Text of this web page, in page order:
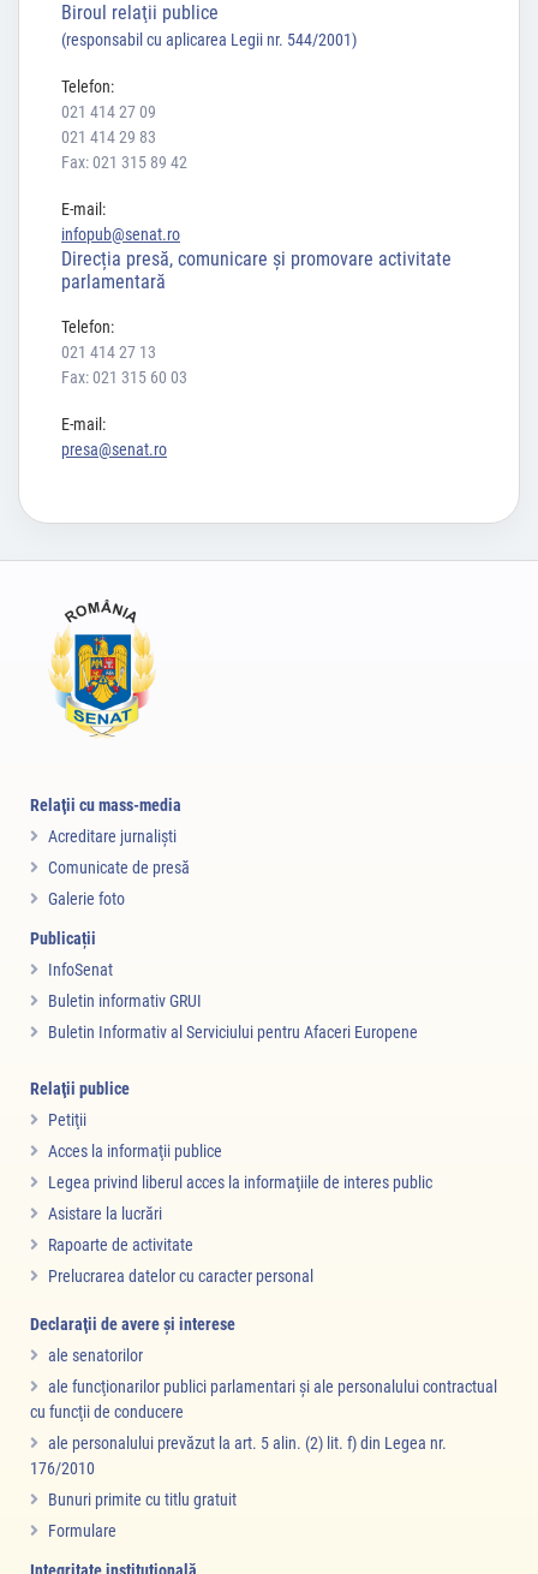
Biroul relaţii publice
(responsabil cu aplicarea Legii nr. 544/2001)
Telefon:
021 414 27 09
021 414 29 83
Fax: 021 315 89 42
E-mail:
infopub@senat.ro
Direcția presă, comunicare și promovare activitate
parlamentară
Telefon:
021 414 27 13
Fax: 021 315 60 03
E-mail:
presa@senat.ro
Relaţii cu mass-media
Acreditare jurnalişti
Comunicate de presă
Galerie foto
Publicații
InfoSenat
Buletin informativ GRUI
Buletin Informativ al Serviciului pentru Afaceri Europene
Relaţii publice
Petiţii
Acces la informaţii publice
Legea privind liberul acces la informaţiile de interes public
Asistare la lucrări
Rapoarte de activitate
Prelucrarea datelor cu caracter personal
Declaraţii de avere şi interese
ale senatorilor
ale funcţionarilor publici parlamentari şi ale personalului contractual
cu funcţii de conducere
ale personalului prevăzut la art. 5 alin. (2) lit. f) din Legea nr.
176/2010
Bunuri primite cu titlu gratuit
Formulare
Integritate instituţională